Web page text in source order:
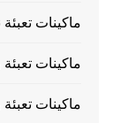
ماكينات
ماكينات
ماكينات